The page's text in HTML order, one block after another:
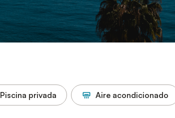
Piscina privada Aire acondicionado